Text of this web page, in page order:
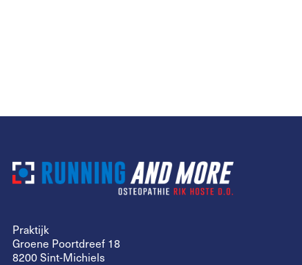
Praktijk
Groene Poortdreef 18
8200 Sint-Michiels